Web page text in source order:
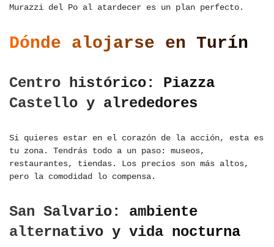
Murazzi del Po al atardecer es un plan perfecto.
Dónde alojarse en Turín
Centro histórico: Piazza
Castello y alrededores
Si quieres estar en el corazón de la acción, esta es
tu zona. Tendrás todo a un paso: museos,
restaurantes, tiendas. Los precios son más altos,
pero la comodidad lo compensa.
San Salvario: ambiente
alternativo y vida nocturna